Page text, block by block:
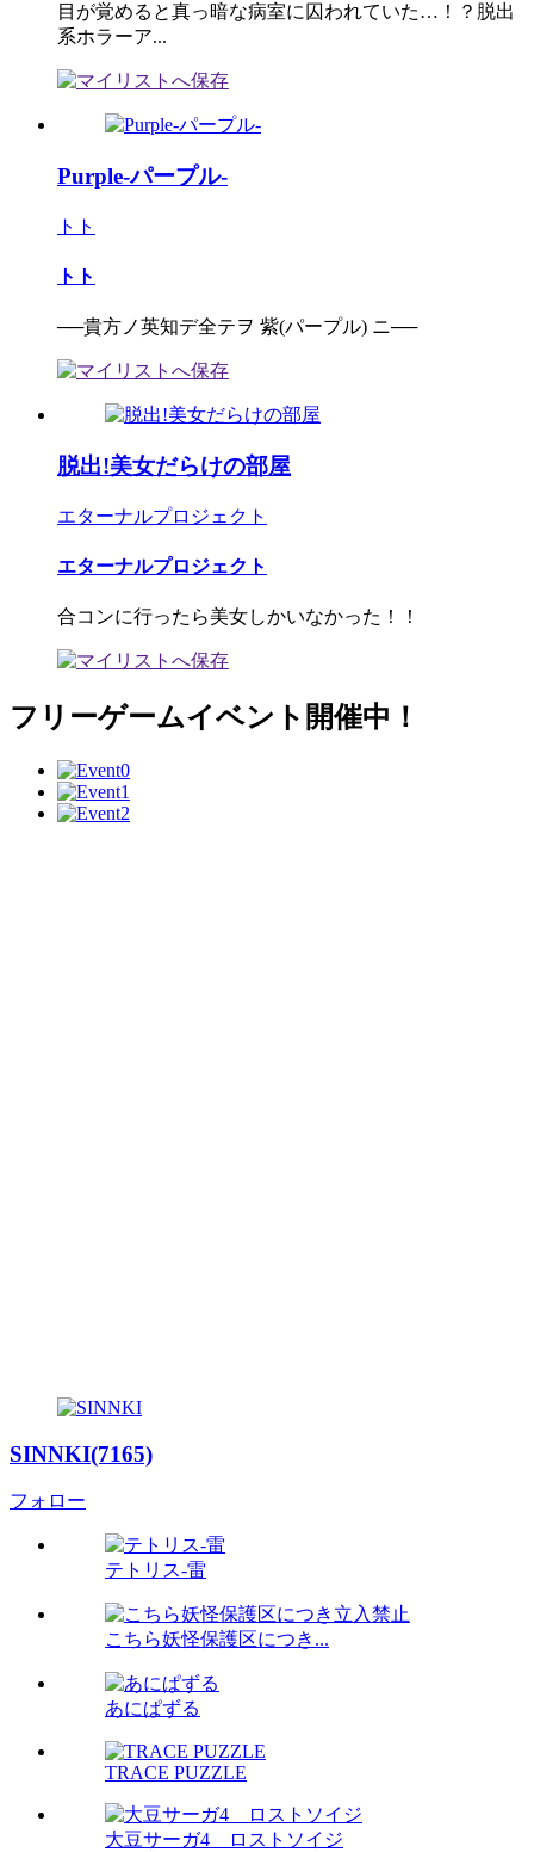
目が覚めると真っ暗な病室に囚われていた…！？脱出
系ホラーア...
Purple-パープル-
トト
トト
──貴方ノ英知デ全テヲ 紫(パープル) ニ──
脱出!美女だらけの部屋
エターナルプロジェクト
エターナルプロジェクト
合コンに行ったら美女しかいなかった！！
フリーゲームイベント開催中！
SINNKI(7165)
フォロー
テトリス-雷
こちら妖怪保護区につき...
あにぱずる
TRACE PUZZLE
大豆サーガ4 ロストソイジ